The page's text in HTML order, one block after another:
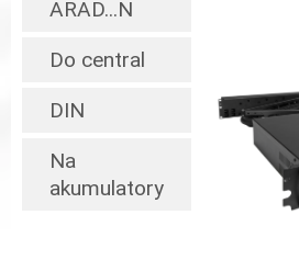
ARAD...N
Do central
DIN
Na
akumulatory